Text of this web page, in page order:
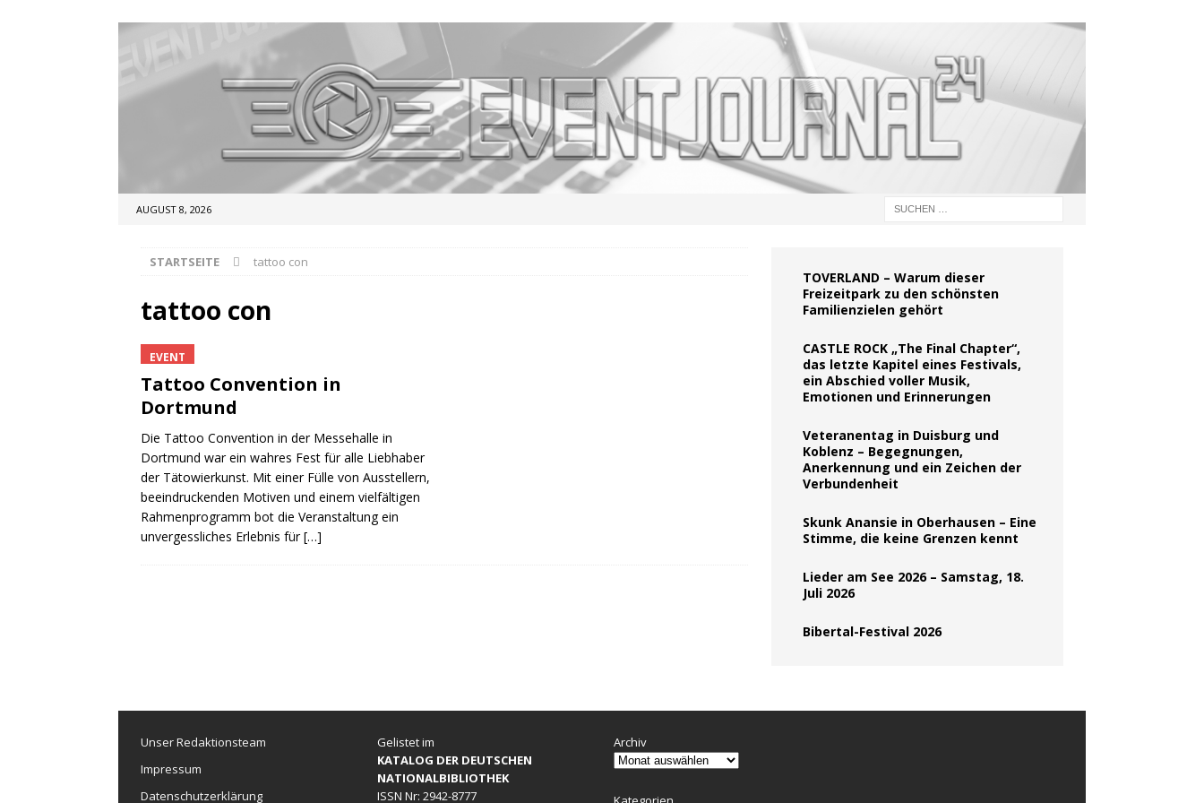
AUGUST 8, 2026
STARTSEITE tattoo con
tattoo con
EVENT
Tattoo Convention in
Dortmund
Die Tattoo Convention in der Messehalle in
Dortmund war ein wahres Fest für alle Liebhaber
der Tätowierkunst. Mit einer Fülle von Ausstellern,
beeindruckenden Motiven und einem vielfältigen
Rahmenprogramm bot die Veranstaltung ein
unvergessliches Erlebnis für[…]
TOVERLAND – Warum dieser
Freizeitpark zu den schönsten
Familienzielen gehört
CASTLE ROCK „The Final Chapter“,
das letzte Kapitel eines Festivals,
ein Abschied voller Musik,
Emotionen und Erinnerungen
Veteranentag in Duisburg und
Koblenz – Begegnungen,
Anerkennung und ein Zeichen der
Verbundenheit
Skunk Anansie in Oberhausen – Eine
Stimme, die keine Grenzen kennt
Lieder am See 2026 – Samstag, 18.
Juli 2026
Bibertal-Festival 2026
Unser Redaktionsteam
Impressum
Datenschutzerklärung
Gelistet im
KATALOG DER DEUTSCHEN
NATIONALBIBLIOTHEK
ISSN Nr: 2942-8777
Archiv